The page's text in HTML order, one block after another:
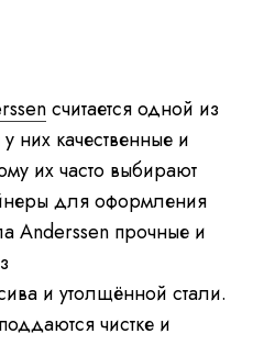
считается одной из
них качественные и
их часто выбирают
для оформления
Anderssen прочные и
и утолщённой стали.
чистке и